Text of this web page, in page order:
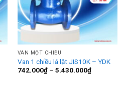
VAN MỘT CHIỀU
Van 1 chiều lá lật JIS10K – YDK
742.000₫ – 5.430.000₫Khoảng
giá: